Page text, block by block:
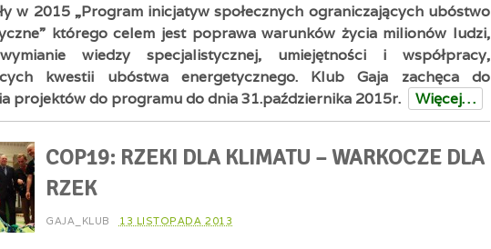
w 2015 „Program inicjatyw społecznych ograniczających ubóstwo
którego celem jest poprawa warunków życia milionów ludzi,
wiedzy specjalistycznej, umiejętności i współpracy,
kwestii ubóstwa energetycznego. Klub Gaja zachęca do
projektów do programu do dnia 31.października 2015r.
Więcej…
COP19: RZEKI DLA KLIMATU – WARKOCZE DLA
RZEK
GAJA_KLUB 13 LISTOPADA 2013